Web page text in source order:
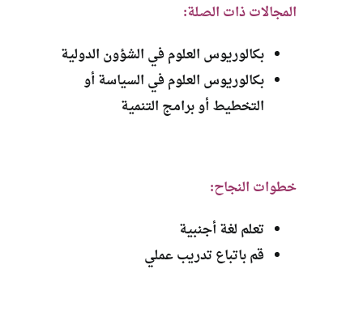
المجالات ذات الصلة:
بكالوريوس العلوم في الشؤون الدولية
بكالوريوس العلوم في السياسة أو
التخطيط أو برامج التنمية
خطوات النجاح:
تعلم لغة أجنبية
قم باتباع تدريب عملي